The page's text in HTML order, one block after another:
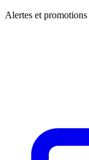
Alertes et promotions